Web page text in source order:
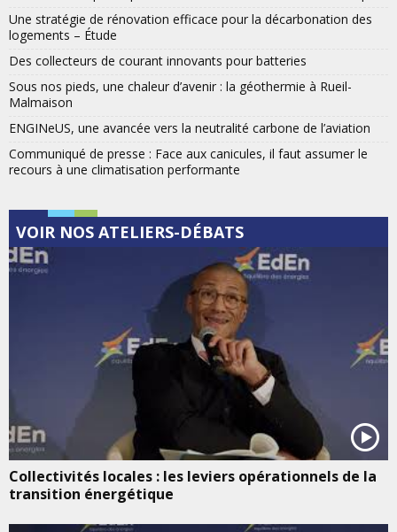
Une stratégie de rénovation efficace pour la décarbonation des
logements – Étude
Des collecteurs de courant innovants pour batteries
Sous nos pieds, une chaleur d’avenir : la géothermie à Rueil-
Malmaison
ENGINeUS, une avancée vers la neutralité carbone de l’aviation
Communiqué de presse : Face aux canicules, il faut assumer le
recours à une climatisation performante
VOIR NOS ATELIERS-DÉBATS
Collectivités locales : les leviers opérationnels de la
transition énergétique